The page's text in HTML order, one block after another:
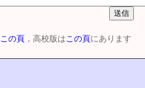
この頁 ，高校版はこの頁にあります